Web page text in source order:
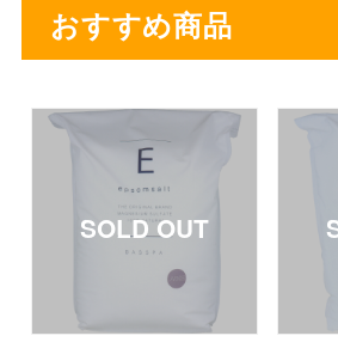
おすすめ商品